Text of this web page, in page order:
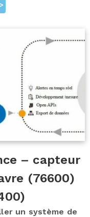
– capteur
(76600)
un système de